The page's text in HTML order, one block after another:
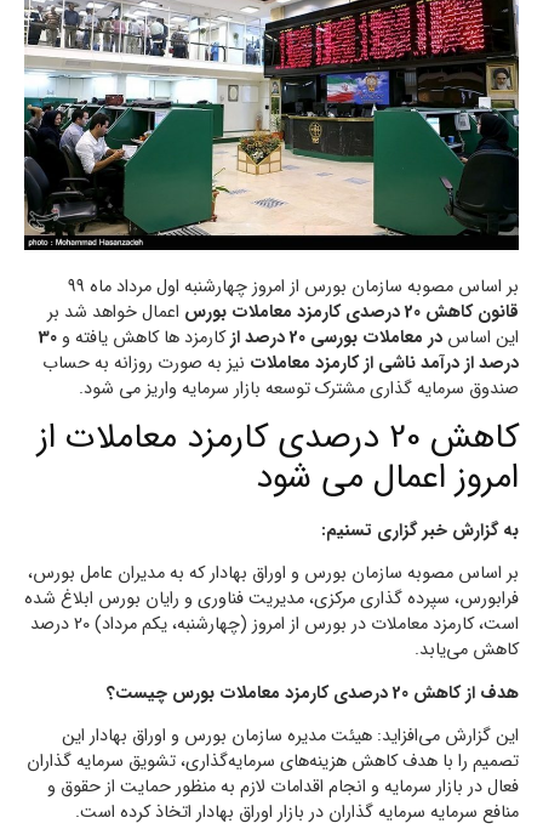
بر اساس مصوبه سازمان بورس از امروز چهارشنبه اول مرداد ماه 99
قانون کاهش 20 درصدی کارمزد معاملات بورس
اعمال خواهد شد بر
این اساس در معاملات بورسی 20 درصد از کارمزد ها کاهش یافته و 30
درصد از درآمد ناشی از کارمزد معاملات نیز به صورت روزانه به حساب
صندوق سرمایه گذاری مشترک توسعه بازار سرمایه واریز می شود.
کاهش 20 درصدی کارمزد معاملات از
امروز اعمال می شود
به گزارش خبر گزاری تسنیم:
بر اساس مصوبه سازمان بورس و اوراق بهادار که به مدیران عامل بورس،
فرابورس، سپرده گذاری مرکزی، مدیریت فناوری و رایان بورس ابلاغ شده
است، کارمزد معاملات در بورس از امروز (چهارشنبه، یکم مرداد) 20 درصد
کاهش می‌یابد.
هدف از کاهش 20 درصدی کارمزد معاملات بورس چیست؟
این گزارش می‌افزاید: هیئت مدیره سازمان بورس و اوراق بهادار این
تصمیم را با هدف کاهش هزینه‌های سرمایه‌گذاری، تشویق سرمایه گذاران
فعال در بازار سرمایه و انجام اقدامات لازم به منظور حمایت از حقوق و
منافع سرمایه سرمایه گذاران در بازار اوراق بهادار اتخاذ کرده است.